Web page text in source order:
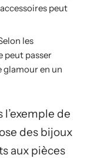
peut
les
peut passer
glamour en un
de
des bijoux
aux pièces